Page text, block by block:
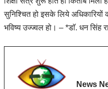
सुनिश्चित हो इसके लिये अधिकारियों
भविष्य उज्ज्वल हो। – *डाॅ. धन सिंह
News